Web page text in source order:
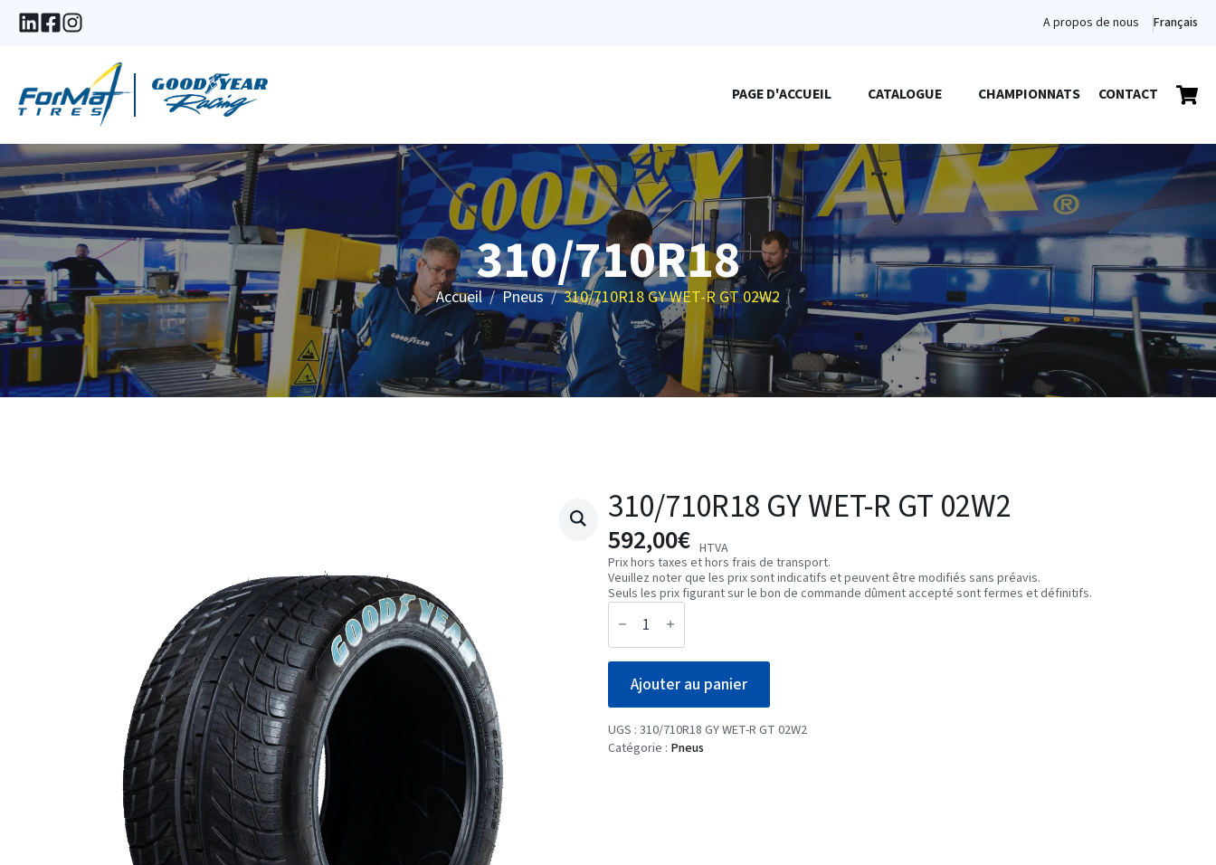
A propos de nous Français
PAGE D'ACCUEIL CATALOGUE CHAMPIONNATS CONTACT
310/710R18
Accueil Pneus 310/710R18 GY WET-R GT 02W2
310/710R18 GY WET-R GT 02W2
592,00€ HTVA
Prix hors taxes et hors frais de transport.
Veuillez noter que les prix sont indicatifs et peuvent être modifiés sans préavis.
Seuls les prix figurant sur le bon de commande dûment accepté sont fermes et définitifs.
quantité
de
GY
WET-
GT
Ajouter au panier
UGS :310/710R18 GY WET-R GT 02W2
Catégorie : Pneus